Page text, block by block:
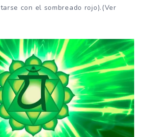
con el sombreado rojo).(Ver